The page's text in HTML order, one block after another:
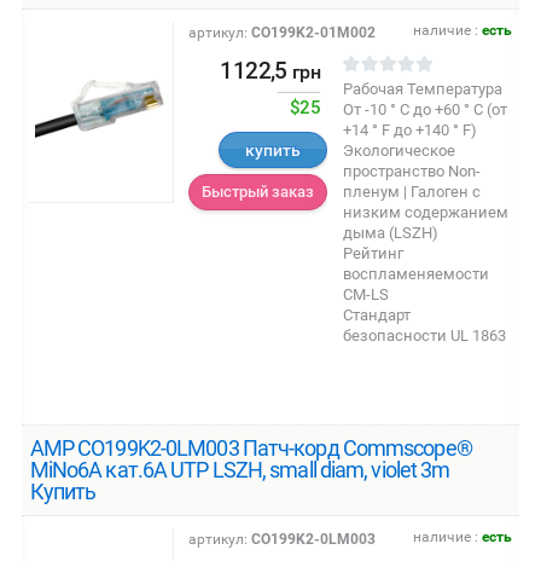
наличие :есть
артикул: CO199K2-01M002
1122,5 грн
$25
купить
Быстрый заказ
Рабочая Температура
От -10 ° C до +60 ° C (от
+14 ° F до +140 ° F)
Экологическое
пространство Non-
пленум | Галоген с
низким содержанием
дыма (LSZH)
Рейтинг
воспламеняемости
CM-LS
Стандарт
безопасности UL 1863
AMP CO199K2-0LM003 Патч-корд Commscope®
MiNo6A кат.6A UTP LSZH, small diam, violet 3m
Купить
наличие :есть
артикул: CO199K2-0LM003